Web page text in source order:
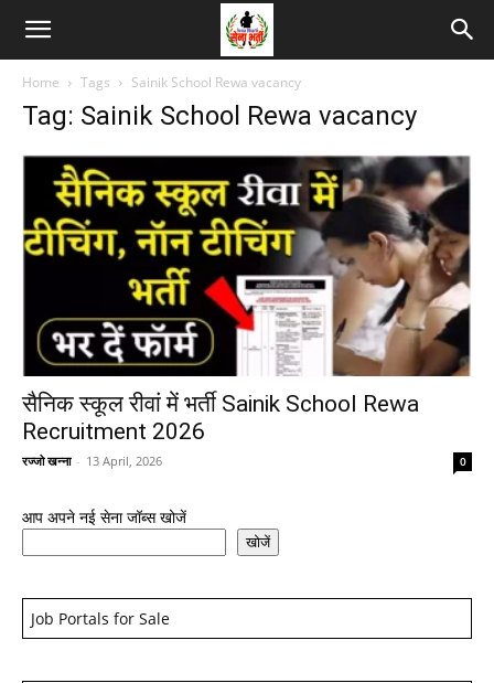
Home Tags Sainik School Rewa vacancy
Tag: Sainik School Rewa vacancy
सैनिक स्कूल रीवां में भर्ती Sainik School Rewa
Recruitment 2026
रज्जो खन्ना - 13 April, 2026 0
आप अपने नई सेना जॉब्स खोजें
खोजें
Job Portals for Sale